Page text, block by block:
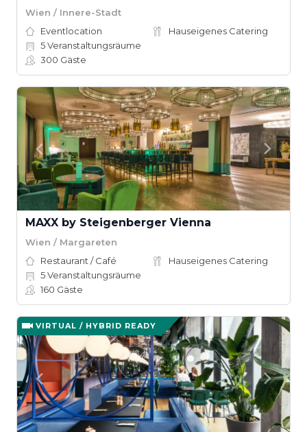
Wien / Innere-Stadt
Eventlocation
Hauseigenes Catering
5Veranstaltungsräume
300 Gäste
MAXX by Steigenberger Vienna
Wien / Margareten
Restaurant / Café
Hauseigenes Catering
5Veranstaltungsräume
160 Gäste
VIRTUAL / HYBRID READY